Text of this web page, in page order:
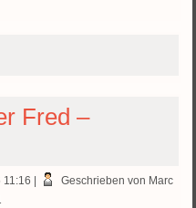
Fred –
11:16
Geschrieben von Marc